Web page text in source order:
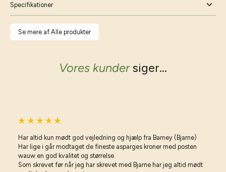
Specifikationer
Se mere af Alle produkter
Vores kundersiger...
Har altid kun mødt god vejledning og hjælp fra Barney (Bjarne)
Har lige i går modtaget de fineste asparges kroner med posten
wauw en god kvalitet og størrelse.
Som skrevet før når jeg har skrevet med Bjarne har jeg altid mødt